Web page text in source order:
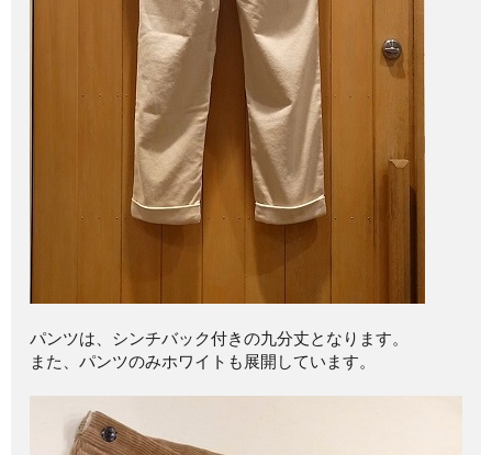
パンツは、シンチバック付きの九分丈となります。
また、パンツのみホワイトも展開しています。